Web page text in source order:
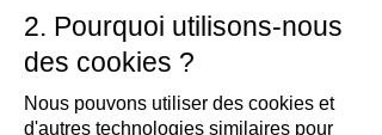
2. Pourquoi utilisons-nous
des cookies ?
Nous pouvons utiliser des cookies et
d'autres technologies similaires pour